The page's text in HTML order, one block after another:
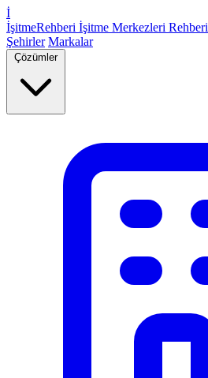
İ
İşitmeRehberi İşitme Merkezleri Rehberi
Şehirler Markalar
Çözümler